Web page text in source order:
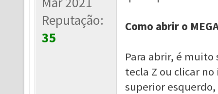
Reputação:
35
Como abrir o
Para abrir, é muito
tecla Z ou clicar
superior